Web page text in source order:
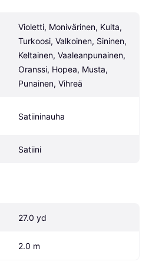
Violetti, Monivärinen, Kulta,
Turkoosi, Valkoinen, Sininen,
Keltainen, Vaaleanpunainen,
Oranssi, Hopea, Musta,
Punainen, Vihreä
Satiininauha
Satiini
27.0 yd
2.0 m